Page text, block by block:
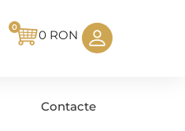
0 RON
0
Contacte